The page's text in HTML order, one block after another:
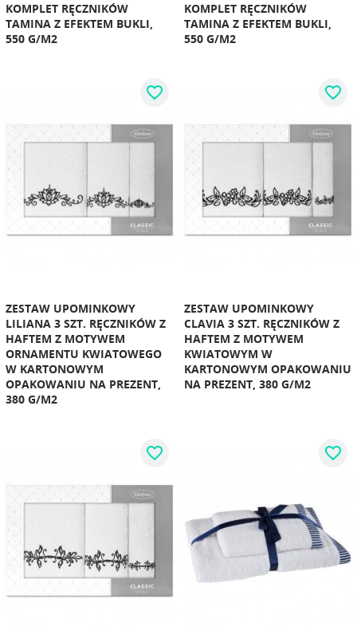
KOMPLET RĘCZNIKÓW
TAMINA Z EFEKTEM BUKLI,
550 G/M2
KOMPLET RĘCZNIKÓW
TAMINA Z EFEKTEM BUKLI,
550 G/M2
ZESTAW UPOMINKOWY
LILIANA 3 SZT. RĘCZNIKÓW Z
HAFTEM Z MOTYWEM
ORNAMENTU KWIATOWEGO
W KARTONOWYM
OPAKOWANIU NA PREZENT,
380 G/M2
favorite_border
ZESTAW UPOMINKOWY
CLAVIA 3 SZT. RĘCZNIKÓW Z
HAFTEM Z MOTYWEM
KWIATOWYM W
KARTONOWYM OPAKOWANIU
NA PREZENT, 380 G/M2
favorite_border
favorite_border favorite_border